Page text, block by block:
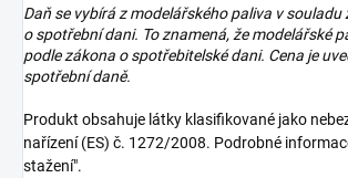
Daň se vybírá z modelářského paliva v souladu
o spotřební dani. To znamená, že modelářské
podle zákona o spotřebitelské dani. Cena je
spotřební daně.
Produkt obsahuje látky klasifikované jako
nařízení (ES) č. 1272/2008. Podrobné
stažení".